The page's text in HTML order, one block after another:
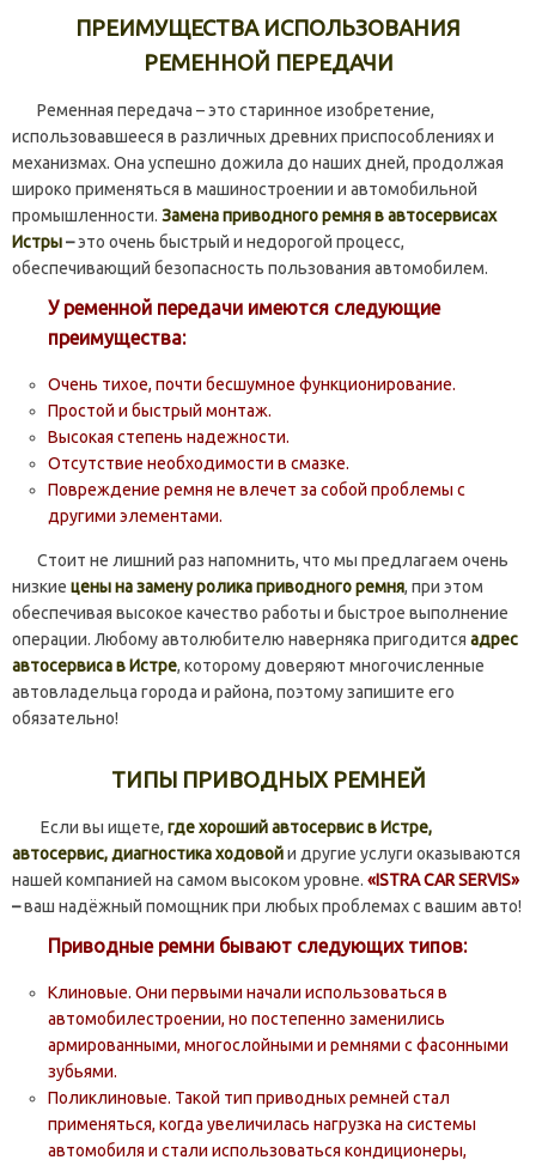
ПРЕИМУЩЕСТВА ИСПОЛЬЗОВАНИЯ
РЕМЕННОЙ ПЕРЕДАЧИ
Ременная передача – это старинное изобретение,
использовавшееся в различных древних приспособлениях и
механизмах. Она успешно дожила до наших дней, продолжая
широко применяться в машиностроении и автомобильной
промышленности. Заменаприводного ремня в автосервисах
Истры–это очень быстрый и недорогой процесс,
обеспечивающий безопасность пользования автомобилем.
У ременной передачи имеются следующие
преимущества:
Очень тихое, почти бесшумное функционирование.
Простой и быстрый монтаж.
Высокая степень надежности.
Отсутствие необходимости в смазке.
Повреждение ремня не влечет за собой проблемы с
другими элементами.
Стоит не лишний раз напомнить, что мы предлагаем очень
низкие цены на замену ролика приводного ремня, при этом
обеспечивая высокое качество работы и быстрое выполнение
операции. Любому автолюбителю наверняка пригодится адрес
автосервиса в Истре, которому доверяют многочисленные
автовладельца города и района, поэтому запишите его
обязательно!
ТИПЫ ПРИВОДНЫХ РЕМНЕЙ
Если вы ищете, где хороший автосервис в Истре,
автосервис, диагностика ходовойи другие услуги оказываются
нашей компанией на самом высоком уровне. «ISTRA CAR SERVIS»
–ваш надёжный помощник при любых проблемах с вашим авто!
Приводные ремни бывают следующих типов:
Клиновые. Они первыми начали использоваться в
автомобилестроении, но постепенно заменились
армированными, многослойными и ремнями с фасонными
зубьями.
Поликлиновые. Такой тип приводных ремней стал
применяться, когда увеличилась нагрузка на системы
автомобиля и стали использоваться кондиционеры,